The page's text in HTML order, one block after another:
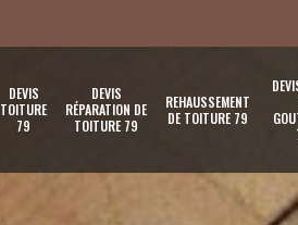
DEVIS
TOITURE
79
DEVIS
RÉPARATION DE
TOITURE 79
REHAUSSEMENT
DE TOITURE 79